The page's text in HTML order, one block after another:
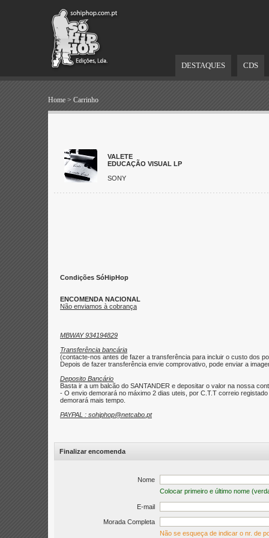
DESTAQUES CDS
Home > Carrinho
VALETE
EDUCAÇÃO VISUAL LP
SONY
Condições SóHipHop
ENCOMENDA NACIONAL
Não enviamos à cobrança
MBWAY 934194829
Transferência bancária
(contacte-nos antes de fazer a transferência para incluir o custo dos
Depois de fazer transferência envie comprovativo, pode enviar a
Deposito Bancário
Basta ir a um balcão do SANTANDER e depositar o valor na nossa
- O envio demorará no máximo 2 dias uteis, por C.T.T correio
demorará mais tempo.
PAYPAL : sohiphop@netcabo.pt
Finalizar encomenda
Nome
Colocar primeiro e último nome
E-mail
Morada Completa
Não se esqueça de indicar o nr. de